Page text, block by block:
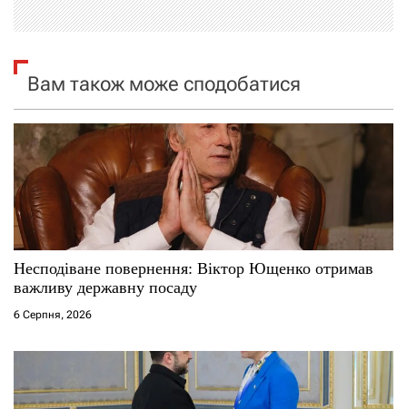
і
я
з
а
п
и
с
і
в
Вам також може сподобатися
Несподіване повернення: Віктор Ющенко отримав
важливу державну посаду
6 Серпня, 2026